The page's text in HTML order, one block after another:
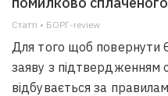
Статті • БОРГ-review
Для того щоб повернути
заяву з підтвердженням
відбувається за